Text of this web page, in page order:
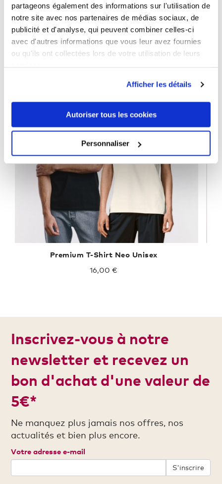
partageons également des informations sur l'utilisation de
notre site avec nos partenaires de médias sociaux, de
publicité et d'analyse, qui peuvent combiner celles-ci
avec d'autres informations que vous leur avez fournies
ou qu'ils ont collectées lors de votre utilisation de leurs
Afficher les détails
Autoriser tous les cookies
Personnaliser
14 AUTRES PRODUITS DANS LA
MÊME CATÉGORIE
Premium T-Shirt Neo Unisex
16,00 €
Inscrivez-vous à notre
newsletter et recevez un
bon d'achat d'une valeur de
5€*
Ne manquez plus jamais nos offres, nos
actualités et bien plus encore.
Votre adresse e-mail
S'inscrire